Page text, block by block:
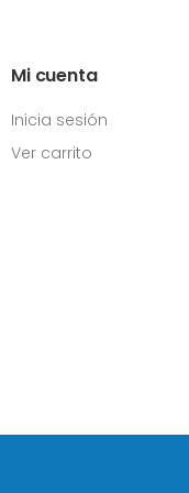
Mi cuenta
Inicia sesión
Ver carrito